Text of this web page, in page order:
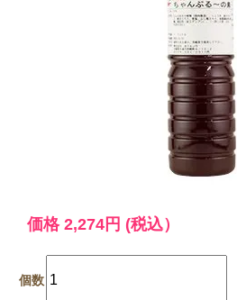
価格 2,274円 (税込）
個数